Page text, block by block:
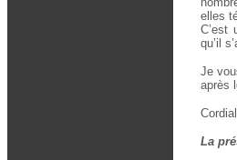
elles
C’est
qu’il
Je
après
La